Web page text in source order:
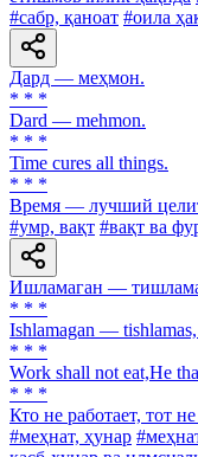
#сабр, қаноат #оила
Дард — меҳмон.
* * *
Dard — mehmon.
* * *
Time cures all things.
* * *
Время — лучший
#умр, вақт #вақт ва
Ишламаган —
* * *
Ishlamagan —
* * *
Work shall not eat,He
* * *
Кто не работает, тот не
#меҳнат, ҳунар